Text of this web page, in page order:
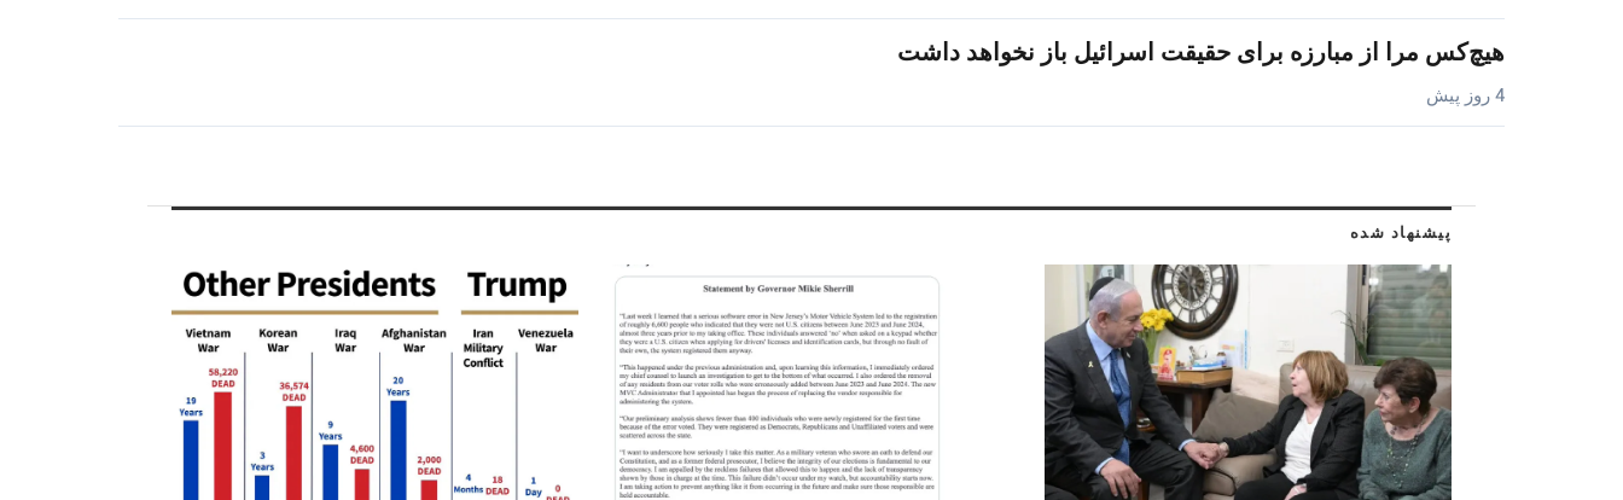
هیچ‌کس مرا از مبارزه برای حقیقت اسرائیل باز نخواهد داشت
4 روز پیش
پیشنهاد شده